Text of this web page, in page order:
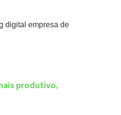
produtivo,